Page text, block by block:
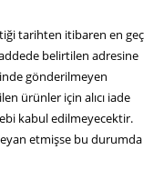
tarihten itibaren en geç
belirtilen adresine
gönderilmeyen
ürünler için alıcı iade
kabul edilmeyecektir.
etmişse bu durumda